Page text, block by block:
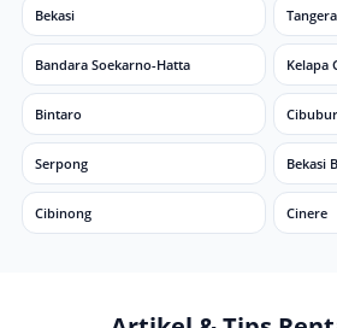
Bekasi
Bandara Soekarno-Hatta Kelapa
Bintaro Cibubur
Serpong Bekasi
Cibinong Cinere